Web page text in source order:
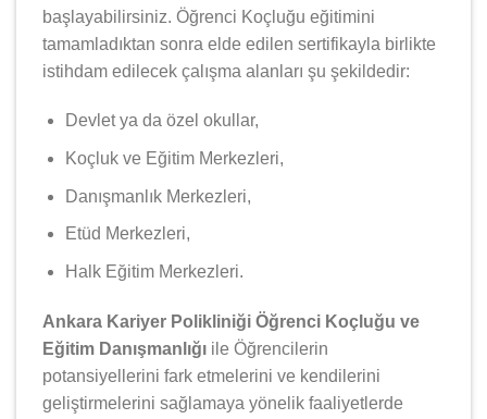
başlayabilirsiniz. Öğrenci Koçluğu eğitimini
tamamladıktan sonra elde edilen sertifikayla birlikte
istihdam edilecek çalışma alanları şu şekildedir:
Devlet ya da özel okullar,
Koçluk ve Eğitim Merkezleri,
Danışmanlık Merkezleri,
Etüd Merkezleri,
Halk Eğitim Merkezleri.
Ankara Kariyer Polikliniği Öğrenci Koçluğu ve
Eğitim Danışmanlığı ile Öğrencilerin
potansiyellerini fark etmelerini ve kendilerini
geliştirmelerini sağlamaya yönelik faaliyetlerde